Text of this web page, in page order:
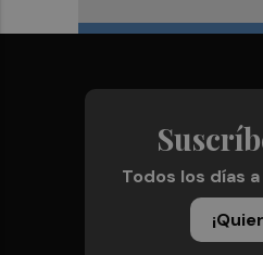
Todos los días